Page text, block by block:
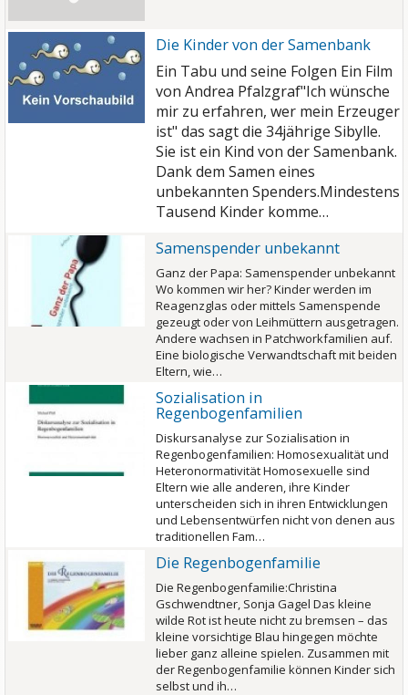
Die Kinder von der Samenbank
Ein Tabu und seine Folgen Ein Film
von Andrea Pfalzgraf"Ich wünsche
mir zu erfahren, wer mein Erzeuger
ist" das sagt die 34jährige Sibylle.
Sie ist ein Kind von der Samenbank.
Dank dem Samen eines
unbekannten Spenders.Mindestens
Tausend Kinder komme…
Samenspender unbekannt
Ganz der Papa: Samenspender unbekannt
Wo kommen wir her? Kinder werden im
Reagenzglas oder mittels Samenspende
gezeugt oder von Leihmüttern ausgetragen.
Andere wachsen in Patchworkfamilien auf.
Eine biologische Verwandtschaft mit beiden
Eltern, wie…
Sozialisation in
Regenbogenfamilien
Diskursanalyse zur Sozialisation in
Regenbogenfamilien: Homosexualität und
Heteronormativität Homosexuelle sind
Eltern wie alle anderen, ihre Kinder
unterscheiden sich in ihren Entwicklungen
und Lebensentwürfen nicht von denen aus
traditionellen Fam…
Die Regenbogenfamilie
Die Regenbogenfamilie:Christina
Gschwendtner, Sonja Gagel Das kleine
wilde Rot ist heute nicht zu bremsen – das
kleine vorsichtige Blau hingegen möchte
lieber ganz alleine spielen. Zusammen mit
der Regenbogenfamilie können Kinder sich
selbst und ih…